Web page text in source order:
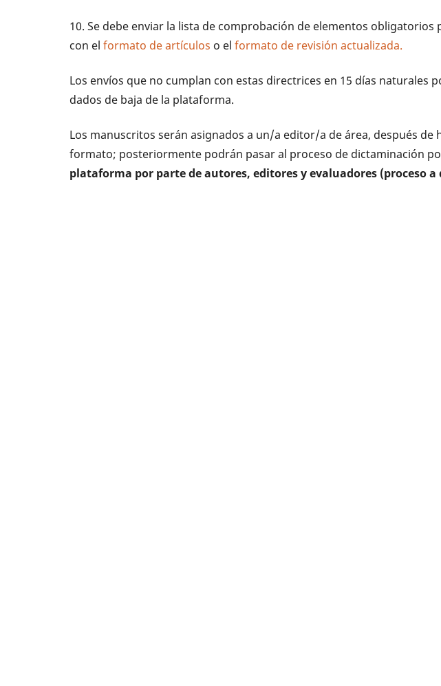
10. Se debe enviar la lista de comprobación de elementos
con elformato de artículos o elformato de revisión actualizada.
Los envíos que no cumplan con estas directrices en 15 días naturales
dados de baja de la plataforma.
Los manuscritos serán asignados a un/a editor/a de área, después
formato; posteriormente podrán pasar al proceso de dictaminación
plataforma por parte de autores, editores y evaluadores (proceso a